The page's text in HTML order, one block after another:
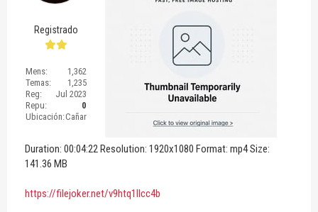
Registrado
Mens:
1,362
Temas:
1,235
Reg:
Jul 2023
Repu:
0
Ubicación:Cañar
Duration: 00:04:22 Resolution: 1920x1080 Format: mp4 Size:
141.36 MB
https://filejoker.net/v9htq1llcc4b